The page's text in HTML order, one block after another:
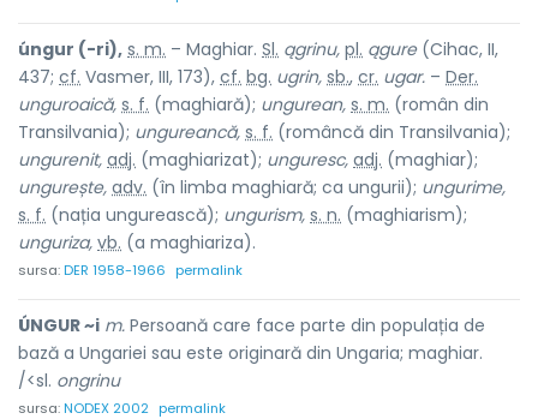
úngur (-ri), s. m. – Maghiar. Sl. ągrinu, pl. ągure(Cihac, II,
437; cf. Vasmer, III, 173), cf. bg. ugrin, sb., cr. ugar. – Der.
unguroaică, s. f. (maghiară); ungurean, s. m. (român din
Transilvania); ungureancă, s. f. (româncă din Transilvania);
ungurenit, adj. (maghiarizat); unguresc, adj. (maghiar);
ungurește, adv. (în limba maghiară; ca ungurii); ungurime,
s. f. (nația ungurească); ungurism, s. n. (maghiarism);
unguriza, vb. (a maghiariza).
sursa:DER 1958-1966 permalink
ÚNGUR ~i m. Persoană care face parte din populația de
bază a Ungariei sau este originară din Ungaria; maghiar.
/<sl. ongrinu
sursa:NODEX 2002 permalink